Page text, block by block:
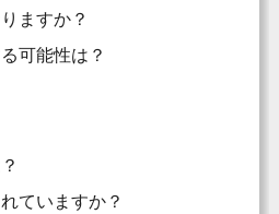
ますか？
可能性は？
ていますか？